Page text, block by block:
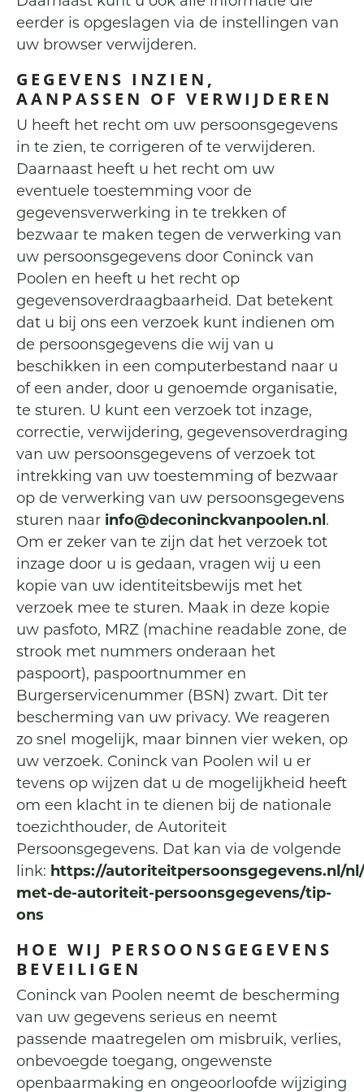
eerder is opgeslagen via de instellingen van
uw browser verwijderen.
GEGEVENS INZIEN,
AANPASSEN OF VERWIJDEREN
U heeft het recht om uw persoonsgegevens
in te zien, te corrigeren of te verwijderen.
Daarnaast heeft u het recht om uw
eventuele toestemming voor de
gegevensverwerking in te trekken of
bezwaar te maken tegen de verwerking van
uw persoonsgegevens door Coninck van
Poolen en heeft u het recht op
gegevensoverdraagbaarheid. Dat betekent
dat u bij ons een verzoek kunt indienen om
de persoonsgegevens die wij van u
beschikken in een computerbestand naar u
of een ander, door u genoemde organisatie,
te sturen. U kunt een verzoek tot inzage,
correctie, verwijdering, gegevensoverdraging
van uw persoonsgegevens of verzoek tot
intrekking van uw toestemming of bezwaar
op de verwerking van uw persoonsgegevens
sturen naar info@deconinckvanpoolen.nl.
Om er zeker van te zijn dat het verzoek tot
inzage door u is gedaan, vragen wij u een
kopie van uw identiteitsbewijs met het
verzoek mee te sturen. Maak in deze kopie
uw pasfoto, MRZ (machine readable zone, de
strook met nummers onderaan het
paspoort), paspoortnummer en
Burgerservicenummer (BSN) zwart. Dit ter
bescherming van uw privacy. We reageren
zo snel mogelijk, maar binnen vier weken, op
uw verzoek. Coninck van Poolen wil u er
tevens op wijzen dat u de mogelijkheid heeft
om een klacht in te dienen bij de nationale
toezichthouder, de Autoriteit
Persoonsgegevens. Dat kan via de volgende
link: https://autoriteitpersoonsgegevens.nl/
met-de-autoriteit-persoonsgegevens/tip-
ons
HOE WIJ PERSOONSGEGEVENS
BEVEILIGEN
Coninck van Poolen neemt de bescherming
van uw gegevens serieus en neemt
passende maatregelen om misbruik, verlies,
onbevoegde toegang, ongewenste
openbaarmaking en ongeoorloofde wijziging